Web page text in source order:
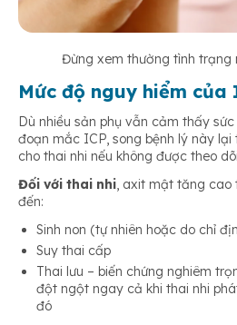
Đừng xem thường tình trạng
Mức độ nguy hiểm của
Dù nhiều sản phụ vẫn cảm thấy
đoạn mắc ICP, song bệnh lý này
cho thai nhi nếu không được theo
Đối với thai nhi, axit mật tăng cao
đến:
Sinh non (tự nhiên hoặc do chỉ
Suy thai cấp
Thai lưu – biến chứng nghiêm
đột ngột ngay cả khi thai nhi
đó